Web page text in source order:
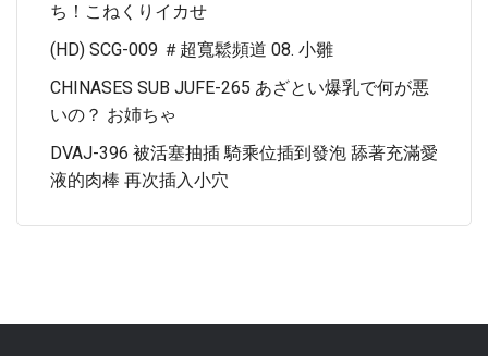
ち！こねくりイカせ
(HD) SCG-009 ＃超寬鬆頻道 08. 小雛
CHINASES SUB JUFE-265 あざとい爆乳で何が悪
いの？ お姉ちゃ
DVAJ-396 被活塞抽插 騎乘位插到發泡 舔著充滿愛
液的肉棒 再次插入小穴